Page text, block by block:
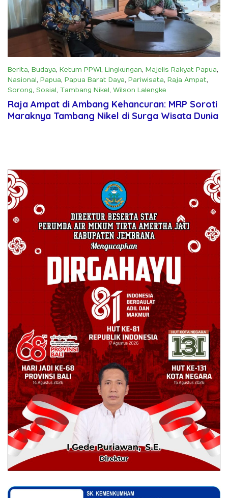
Berita, Budaya, Ketum PPWI, Lingkungan, Majelis Rakyat Papua,
Nasional, Papua, Papua Barat Daya, Pariwisata, Raja Ampat,
Sorong, Sosial, Tambang Nikel, Wilson Lalengke
Juni 8, 2025
Raja Ampat di Ambang Kehancuran: MRP Soroti
Maraknya Tambang Nikel di Surga Wisata Dunia